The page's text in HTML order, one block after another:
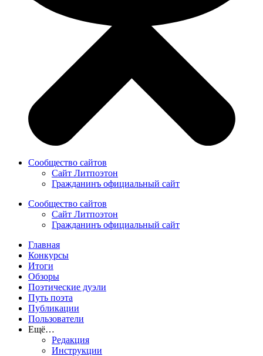
Сообщество сайтов
Сайт Литпоэтон
Гражданинъ официальный сайт
Сообщество сайтов
Сайт Литпоэтон
Гражданинъ официальный сайт
Главная
Конкурсы
Итоги
Обзоры
Поэтические дуэли
Путь поэта
Публикации
Пользователи
Ещё…
Редакция
Инструкции